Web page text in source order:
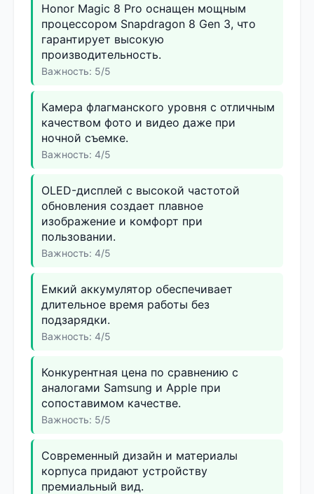
Honor Magic 8 Pro оснащен мощным
процессором Snapdragon 8 Gen 3, что
гарантирует высокую
производительность.
Важность: 5/5
Камера флагманского уровня с отличным
качеством фото и видео даже при
ночной съемке.
Важность: 4/5
OLED-дисплей с высокой частотой
обновления создает плавное
изображение и комфорт при
пользовании.
Важность: 4/5
Емкий аккумулятор обеспечивает
длительное время работы без
подзарядки.
Важность: 4/5
Конкурентная цена по сравнению с
аналогами Samsung и Apple при
сопоставимом качестве.
Важность: 5/5
Современный дизайн и материалы
корпуса придают устройству
премиальный вид.